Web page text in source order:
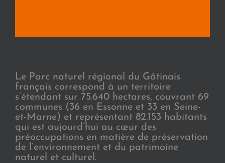
Le Parc naturel régional du Gâtinais
français correspond à un territoire
s’étendant sur 75.640 hectares, couvrant 69
communes (36 en Essonne et 33 en Seine-
et-Marne) et représentant 82.153 habitants
qui est aujourd’hui au cœur des
préoccupations en matière de préservation
de l’environnement et du patrimoine
naturel et culturel.